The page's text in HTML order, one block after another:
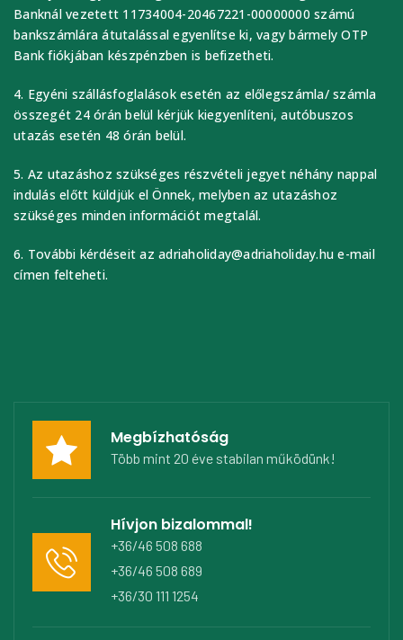
Banknál vezetett 11734004-20467221-00000000 számú
bankszámlára átutalással egyenlítse ki, vagy bármely OTP
Bank fiókjában készpénzben is befizetheti.
4. Egyéni szállásfoglalások esetén az előlegszámla/ számla
összegét 24 órán belül kérjük kiegyenlíteni, autóbuszos
utazás esetén 48 órán belül.
5. Az utazáshoz szükséges részvételi jegyet néhány nappal
indulás előtt küldjük el Önnek, melyben az utazáshoz
szükséges minden információt megtalál.
6. További kérdéseit az adriaholiday@adriaholiday.hu e-mail
címen felteheti.
Megbízhatóság
Több mint 20 éve stabilan működünk!
Hívjon bizalommal!
+36/46 508 688
+36/46 508 689
+36/30 111 1254